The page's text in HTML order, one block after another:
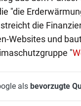
"die
die
Websites und
"
als bevorzugte